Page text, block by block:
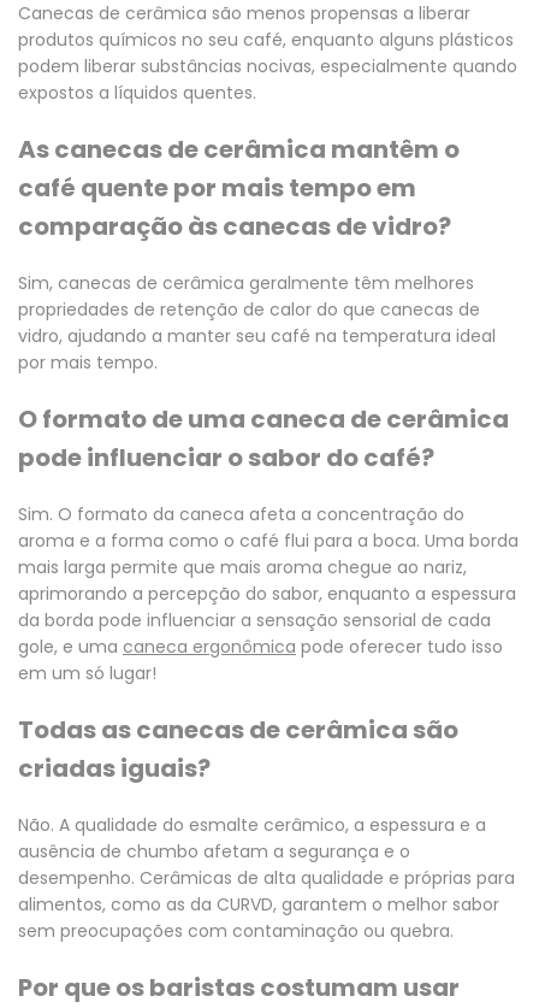
Canecas de cerâmica são menos propensas a liberar
produtos químicos no seu café, enquanto alguns plásticos
podem liberar substâncias nocivas, especialmente quando
expostos a líquidos quentes.
As canecas de cerâmica mantêm o
café quente por mais tempo em
comparação às canecas de vidro?
Sim, canecas de cerâmica geralmente têm melhores
propriedades de retenção de calor do que canecas de
vidro, ajudando a manter seu café na temperatura ideal
por mais tempo.
O formato de uma caneca de cerâmica
pode influenciar o sabor do café?
Sim. O formato da caneca afeta a concentração do
aroma e a forma como o café flui para a boca. Uma borda
mais larga permite que mais aroma chegue ao nariz,
aprimorando a percepção do sabor, enquanto a espessura
da borda pode influenciar a sensação sensorial de cada
gole, e uma caneca ergonômica pode oferecer tudo isso
em um só lugar!
Todas as canecas de cerâmica são
criadas iguais?
Não. A qualidade do esmalte cerâmico, a espessura e a
ausência de chumbo afetam a segurança e o
desempenho. Cerâmicas de alta qualidade e próprias para
alimentos, como as da CURVD, garantem o melhor sabor
sem preocupações com contaminação ou quebra.
Por que os baristas costumam usar